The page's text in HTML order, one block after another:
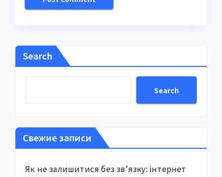
Search
Search
Свежие записи
Як не залишитися без зв’язку: інтернет